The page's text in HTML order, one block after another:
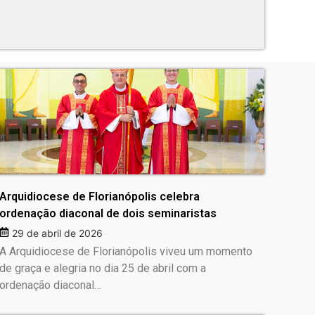
Arquidiocese de Florianópolis celebra
ordenação diaconal de dois seminaristas
29 de abril de 2026
A Arquidiocese de Florianópolis viveu um momento
de graça e alegria no dia 25 de abril com a
ordenação diaconal…